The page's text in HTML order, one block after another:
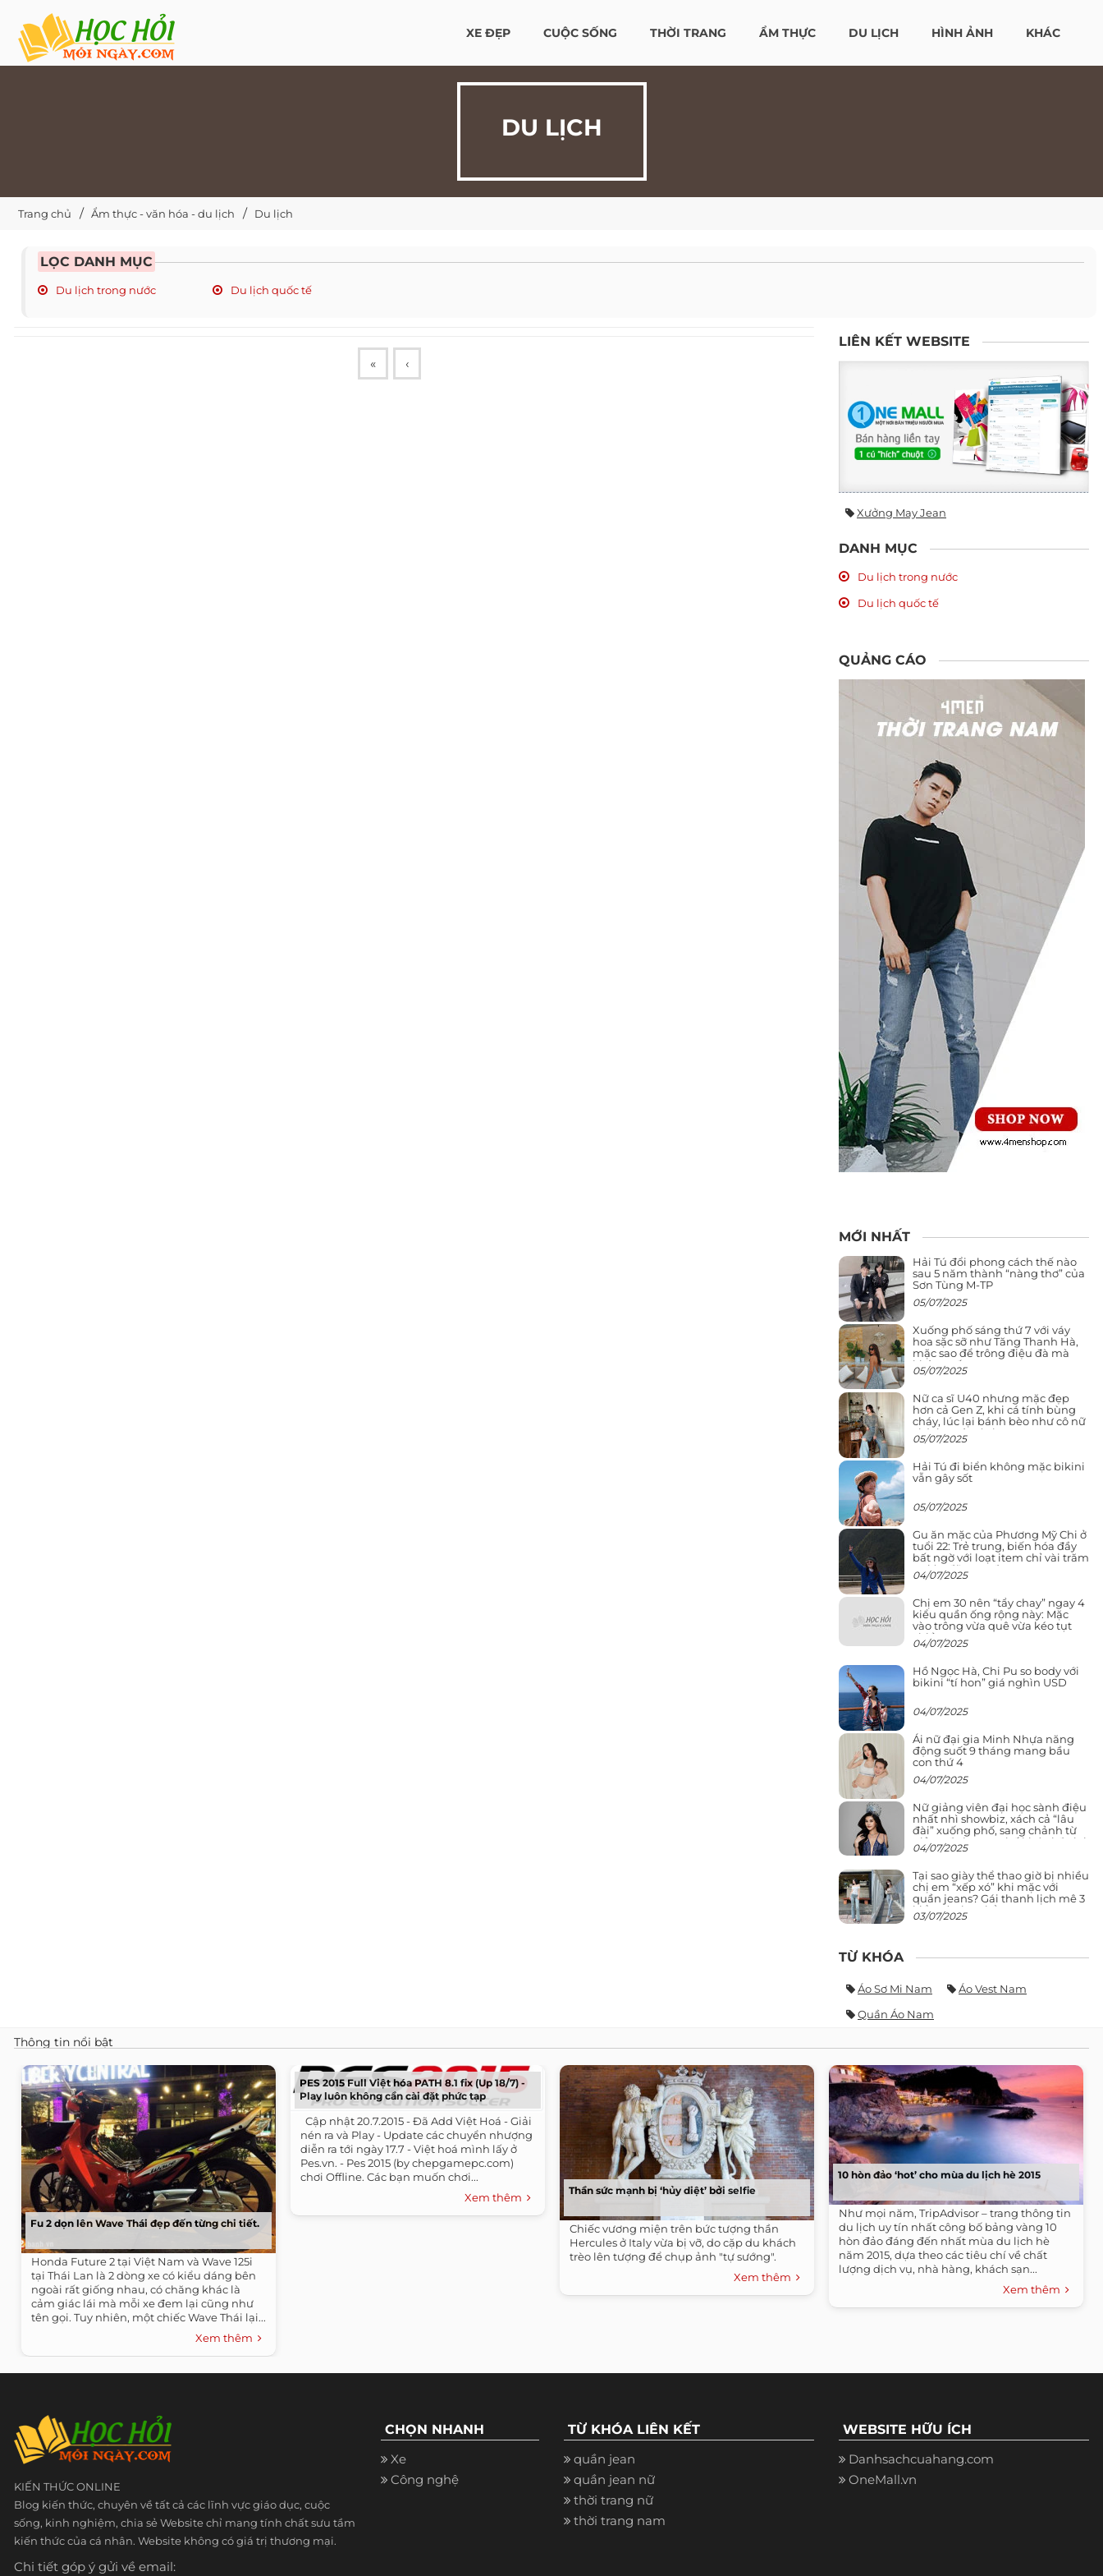
XE ĐẸP CUỘC SỐNG THỜI TRANG ẨM THỰC DU LỊCH HÌNH ẢNH KHÁC
DU LỊCH
Trang chủ Ẩm thực - văn hóa - du lịch Du lịch
LỌC DANH MỤC
Du lịch trong nước Du lịch quốc tế
« ‹
LIÊN KẾT WEBSITE
Xưởng May Jean
DANH MỤC
Du lịch trong nước
Du lịch quốc tế
QUẢNG CÁO
MỚI NHẤT
Hải Tú đổi phong cách thế nào
sau 5 năm thành “nàng thơ” của
Sơn Tùng M-TP
05/07/2025
Xuống phố sáng thứ 7 với váy
hoa sặc sỡ như Tăng Thanh Hà,
mặc sao để trông điệu đà mà
không sến
05/07/2025
Nữ ca sĩ U40 nhưng mặc đẹp
hơn cả Gen Z, khi cá tính bùng
cháy, lúc lại bánh bèo như cô nữ
chính ngôn tình
05/07/2025
Hải Tú đi biển không mặc bikini
vẫn gây sốt
05/07/2025
Gu ăn mặc của Phương Mỹ Chi ở
tuổi 22: Trẻ trung, biến hóa đầy
bất ngờ với loạt item chỉ vài trăm
nghìn đã mua được
04/07/2025
Chị em 30 nên “tẩy chay” ngay 4
kiểu quần ống rộng này: Mặc
vào trông vừa quê vừa kéo tụt
chiều cao
04/07/2025
Hồ Ngọc Hà, Chi Pu so body với
bikini “tí hon” giá nghìn USD
04/07/2025
Ái nữ đại gia Minh Nhựa năng
động suốt 9 tháng mang bầu
con thứ 4
04/07/2025
Nữ giảng viên đại học sành điệu
nhất nhì showbiz, xách cả “lâu
đài” xuống phố, sang chảnh từ
giảng đường ra phố khó ai đọ lại
04/07/2025
Tại sao giày thể thao giờ bị nhiều
chị em “xếp xó” khi mặc với
quần jeans? Gái thanh lịch mê 3
kiểu này hơn hẳn
03/07/2025
TỪ KHÓA
Áo Sơ Mi Nam
Áo Vest Nam
Quần Áo Nam
Thông tin nổi bật
Fu 2 dọn lên Wave Thái đẹp đến từng chi tiết.
Honda Future 2 tại Việt Nam và Wave 125i
tại Thái Lan là 2 dòng xe có kiểu dáng bên
ngoài rất giống nhau, có chăng khác là
cảm giác lái mà mỗi xe đem lại cũng như
tên gọi. Tuy nhiên, một chiếc Wave Thái lại...
Xem thêm
PES 2015 Full Việt hóa PATH 8.1 fix (Up 18/7) -
Play luôn không cần cài đặt phức tạp
​ ​ Cập nhật 20.7.2015 - Đã Add Việt Hoá - Giải
nén ra và Play - Update các chuyển nhượng
diễn ra tới ngày 17.7 - Việt hoá mình lấy ở
Pes.vn. - Pes 2015 (by chepgamepc.com)
chơi Offline. Các bạn muốn chơi...
Xem thêm
Thần sức mạnh bị ‘hủy diệt’ bởi selfie
Chiếc vương miện trên bức tượng thần
Hercules ở Italy vừa bị vỡ, do cặp du khách
trèo lên tượng để chụp ảnh "tự sướng".
Xem thêm
10 hòn đảo ‘hot’ cho mùa du lịch hè 2015
Như mọi năm, TripAdvisor – trang thông tin
du lịch uy tín nhất công bố bảng vàng 10
hòn đảo đáng đến nhất mùa du lịch hè
năm 2015, dựa theo các tiêu chí về chất
lượng dịch vụ, nhà hàng, khách sạn...
Xem thêm
KIẾN THỨC ONLINE
Blog kiến thức, chuyên về tất cả các lĩnh vực giáo dục, cuộc
sống, kinh nghiệm, chia sẻ Website chỉ mang tính chất sưu tầm
kiến thức của cá nhân. Website không có giá trị thương mại.
Chi tiết góp ý gửi về email:
CHỌN NHANH
Xe
Công nghệ
TỪ KHÓA LIÊN KẾT
quần jean
quần jean nữ
thời trang nữ
thời trang nam
WEBSITE HỮU ÍCH
Danhsachcuahang.com
OneMall.vn